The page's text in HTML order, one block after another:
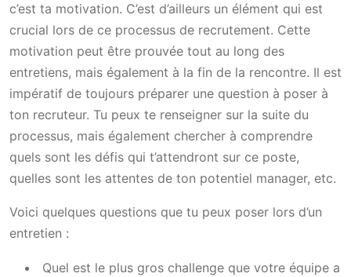
c’est ta motivation. C’est d’ailleurs un élément qui est
crucial lors de ce processus de recrutement. Cette
motivation peut être prouvée tout au long des
entretiens, mais également à la fin de la rencontre. Il est
impératif de toujours préparer une question à poser à
ton recruteur. Tu peux te renseigner sur la suite du
processus, mais également chercher à comprendre
quels sont les défis qui t’attendront sur ce poste,
quelles sont les attentes de ton potentiel manager, etc.
Voici quelques questions que tu peux poser lors d’un
entretien :
Quel est le plus gros challenge que votre équipe a